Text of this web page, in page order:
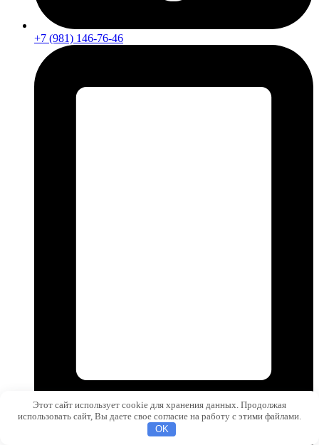
+7 (981) 146-76-46
Этот сайт использует cookie для хранения данных. Продолжая
использовать сайт, Вы даете свое согласие на работу с этими файлами.
OK